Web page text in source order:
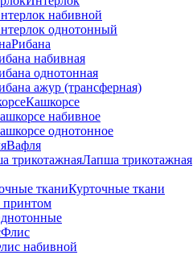
набивной
однотонный
Рибана
набивная
однотонная
ажур (трансферная)
Кашкорсе
набивное
однотонное
Вафля
Лапша трикотажная
Курточные ткани
Флис
набивной